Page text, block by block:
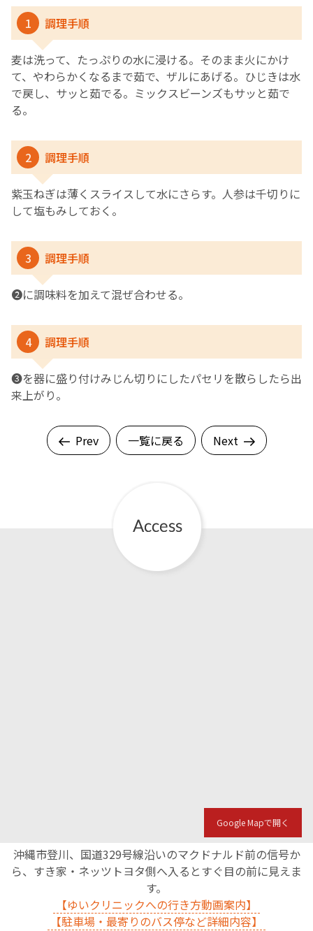
1 調理手順
麦は洗って、たっぷりの水に浸ける。そのまま火にかけ
て、やわらかくなるまで茹で、ザルにあげる。ひじきは水
で戻し、サッと茹でる。ミックスビーンズもサッと茹で
る。
2 調理手順
紫玉ねぎは薄くスライスして水にさらす。人参は千切りに
して塩もみしておく。
3 調理手順
❷に調味料を加えて混ぜ合わせる。
4 調理手順
❸を器に盛り付けみじん切りにしたパセリを散らしたら出
来上がり。
Prev 一覧に戻る Next
Google Mapで開く
沖縄市登川、国道329号線沿いのマクドナルド前の信号か
ら、すき家・ネッツトヨタ側へ入るとすぐ目の前に見えま
す。
【ゆいクリニックへの行き方動画案内】
【駐車場・最寄りのバス停など詳細内容】